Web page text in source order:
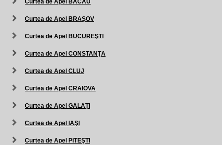
Curtea de Apel BACĂU
Curtea de Apel BRAŞOV
Curtea de Apel BUCUREŞTI
Curtea de Apel CONSTANŢA
Curtea de Apel CLUJ
Curtea de Apel CRAIOVA
Curtea de Apel GALAŢI
Curtea de Apel IAŞI
Curtea de Apel PITEŞTI